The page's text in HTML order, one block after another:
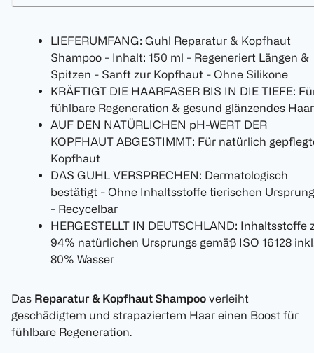
LIEFERUMFANG: Guhl Reparatur & Kopfhaut
Shampoo - Inhalt: 150 ml - Regeneriert Längen &
Spitzen - Sanft zur Kopfhaut - Ohne Silikone
KRÄFTIGT DIE HAARFASER BIS IN DIE TIEFE:
fühlbare Regeneration & gesund glänzendes Haar
AUF DEN NATÜRLICHEN pH-WERT DER
KOPFHAUT ABGESTIMMT: Für natürlich
Kopfhaut
DAS GUHL VERSPRECHEN: Dermatologisch
bestätigt - Ohne Inhaltsstoffe tierischen
- Recycelbar
HERGESTELLT IN DEUTSCHLAND: Inhaltsstoffe
94% natürlichen Ursprungs gemäß ISO 16128
80% Wasser
Das Reparatur & Kopfhaut Shampoo verleiht
geschädigtem und strapaziertem Haar einen Boost für
fühlbare Regeneration.